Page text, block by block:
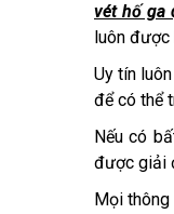
vét hố ga
luôn được
Uy tín
để có thể
Nếu có
được giải
Mọi